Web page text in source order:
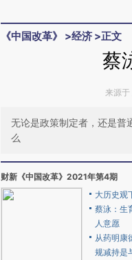
《中国改革》 >经济 >正文
蔡
来源于
无论是政策制定者，还是普
么
财新《中国改革》2021年第4期
大历史观
蔡泳：生
人意愿
从药明康
规减持是